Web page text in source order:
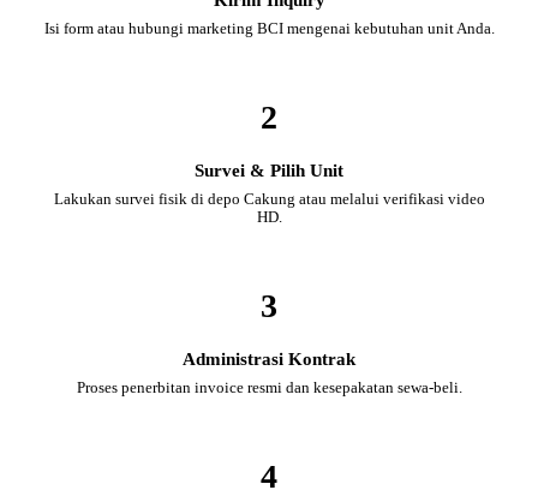
Isi form atau hubungi marketing BCI mengenai kebutuhan unit Anda.
2
Survei & Pilih Unit
Lakukan survei fisik di depo Cakung atau melalui verifikasi video
HD.
3
Administrasi Kontrak
Proses penerbitan invoice resmi dan kesepakatan sewa-beli.
4